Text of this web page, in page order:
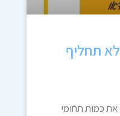
לא תחליף
כמות תחומי